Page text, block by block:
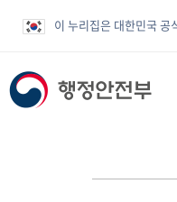
이 누리집은 대한민국 공